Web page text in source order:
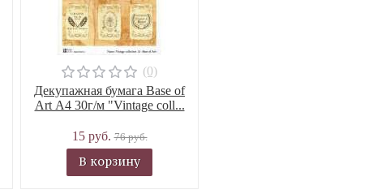
(0)
Декупажная бумага Base of
Art А4 30г/м "Vintage coll...
15 руб.76 руб.
В корзину